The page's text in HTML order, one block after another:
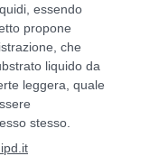
essendo
propone
che
liquido da
leggera, quale
stesso.